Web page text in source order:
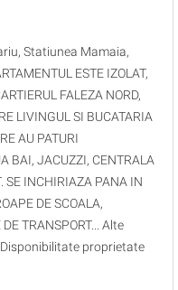
Statiunea Mamaia,
ESTE IZOLAT,
FALEZA NORD,
LIVINGUL SI BUCATARIA
AU PATURI
BAI, JACUZZI, CENTRALA
SE INCHIRIAZA PANA IN
DE SCOALA,
TRANSPORT... Alte
proprietate